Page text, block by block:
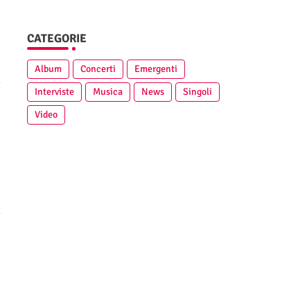
CATEGORIE
Album Concerti
Emergenti
Interviste
Musica News
Singoli
Video